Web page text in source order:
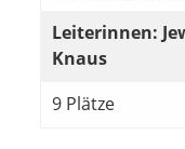
Leiterinnen:
Knaus
9 Plätze